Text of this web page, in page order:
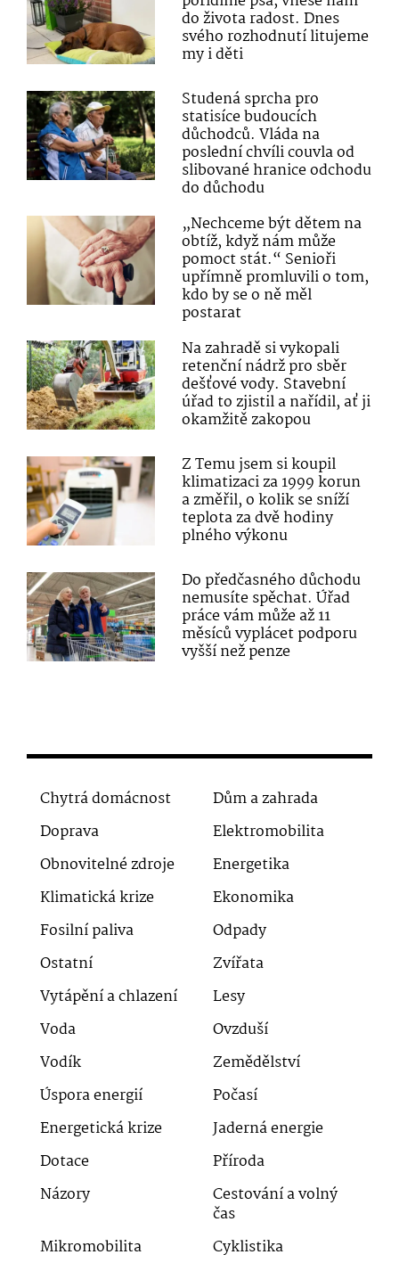
do života radost. Dnes
svého rozhodnutí litujeme
my i děti
Studená sprcha pro
statisíce budoucích
důchodců. Vláda na
poslední chvíli couvla od
slibované hranice odchodu
do důchodu
„Nechceme být dětem na
obtíž, když nám může
pomoct stát.“ Senioři
upřímně promluvili o tom,
kdo by se o ně měl
postarat
Na zahradě si vykopali
retenční nádrž pro sběr
dešťové vody. Stavební
úřad to zjistil a nařídil, ať ji
okamžitě zakopou
Z Temu jsem si koupil
klimatizaci za 1999 korun
a změřil, o kolik se sníží
teplota za dvě hodiny
plného výkonu
Do předčasného důchodu
nemusíte spěchat. Úřad
práce vám může až 11
měsíců vyplácet podporu
vyšší než penze
Chytrá domácnost
Dům a zahrada
Doprava
Elektromobilita
Obnovitelné zdroje
Energetika
Klimatická krize
Ekonomika
Fosilní paliva
Odpady
Ostatní
Zvířata
Vytápění a chlazení
Lesy
Voda
Ovzduší
Vodík
Zemědělství
Úspora energií
Počasí
Energetická krize
Jaderná energie
Dotace
Příroda
Názory
Cestování a volný
čas
Mikromobilita
Cyklistika